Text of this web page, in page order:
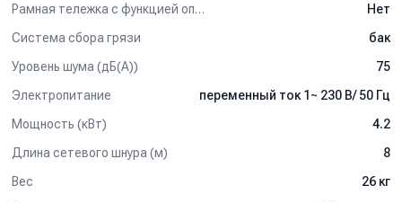
Рамная тележка с функцией опрокидывания бака
Нет
Система сбора грязи
бак
Уровень шума (дБ(А))
75
Электропитание
переменный ток 1~ 230 В/ 50 Гц
Мощность (кВт)
4.2
Длина сетевого шнура (м)
8
Вес
26 кг